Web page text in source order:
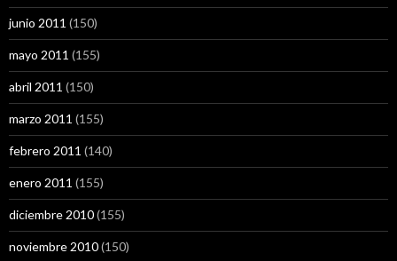
junio 2011 (150)
mayo 2011 (155)
abril 2011 (150)
marzo 2011 (155)
febrero 2011 (140)
enero 2011 (155)
diciembre 2010(155)
noviembre 2010(150)